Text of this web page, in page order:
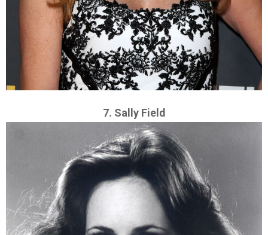
7. Sally Field